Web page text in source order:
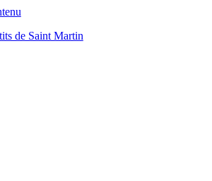
de Saint Martin